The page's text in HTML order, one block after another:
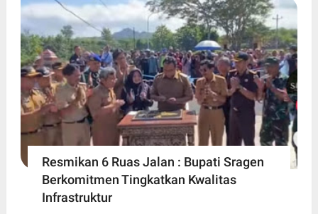
Resmikan 6 Ruas Jalan : Bupati Sragen
Berkomitmen Tingkatkan Kwalitas
Infrastruktur